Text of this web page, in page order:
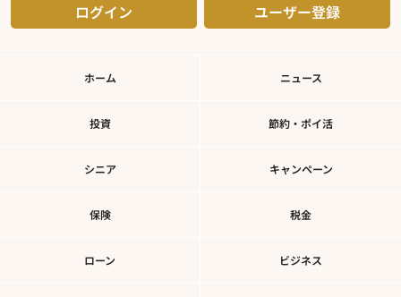
ログイン ユーザー登録
ホーム ニュース
投資 節約・ポイ活
シニア キャンペーン
保険 税金
ローン ビジネス